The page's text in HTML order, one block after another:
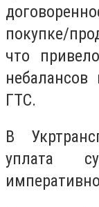
покупке/
что
ГТС.
В
уплата